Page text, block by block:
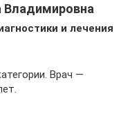
и лечения
Врач —